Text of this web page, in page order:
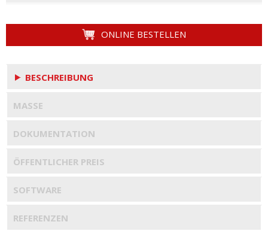
ONLINE BESTELLEN
BESCHREIBUNG
MASSE
DOKUMENTATION
ÖFFENTLICHER PREIS
SOFTWARE
REFERENZEN